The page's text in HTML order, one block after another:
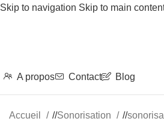
Skip to navigation Skip to main
A propos Contact Blog
Accueil / Sonorisation /